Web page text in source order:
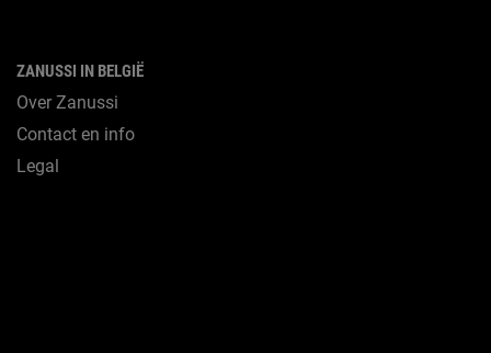
ZANUSSI IN BELGIË
Over Zanussi
Contact en info
Legal